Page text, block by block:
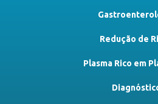
Redução de
Plasma Rico em